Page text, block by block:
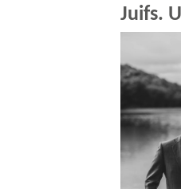
Juifs.